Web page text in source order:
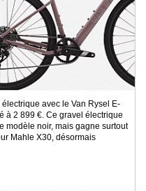
avec le Van Rysel E-
à 2 899 €. Ce gravel électrique
modèle noir, mais gagne surtout
Mahle X30, désormais